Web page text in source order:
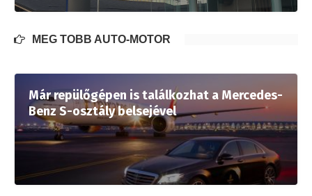
MÉG TÖBB AUTÓ-MOTOR
Már repülőgépen is találkozhat a Mercedes-
Benz S-osztály belsejével